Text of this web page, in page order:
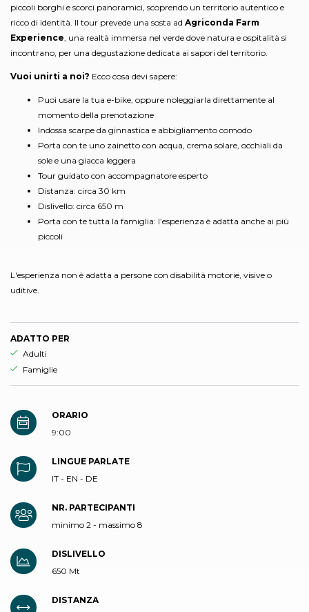
piccoli borghi e scorci panoramici, scoprendo un territorio autentico e
ricco di identità. Il tour prevede una sosta ad Agriconda Farm
Experience , una realtà immersa nel verde dove natura e ospitalità si
incontrano, per una degustazione dedicata ai sapori del territorio.
Vuoi unirti a noi? Ecco cosa devi sapere:
Puoi usare la tua e-bike, oppure noleggiarla direttamente al
momento della prenotazione
Indossa scarpe da ginnastica e abbigliamento comodo
Porta con te uno zainetto con acqua, crema solare, occhiali da
sole e una giacca leggera
Tour guidato con accompagnatore esperto
Distanza: circa 30 km
Dislivello: circa 650 m
Porta con te tutta la famiglia: l’esperienza è adatta anche ai più
piccoli
L'esperienza non è adatta a persone con disabilità motorie, visive o
uditive.
ADATTO PER
Esperienza adatta per
Adulti
Esperienza adatta per
Famiglie
ORARIO
9:00
LINGUE PARLATE
IT - EN - DE
NR. PARTECIPANTI
minimo 2 - massimo 8
DISLIVELLO
650 Mt
DISTANZA